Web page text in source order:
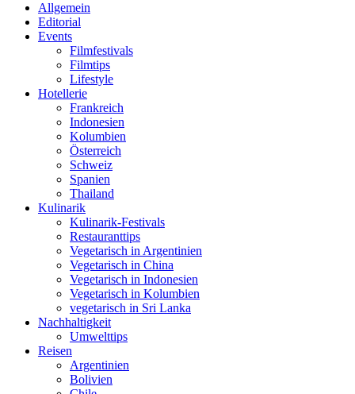
Allgemein
Editorial
Events
Filmfestivals
Filmtips
Lifestyle
Hotellerie
Frankreich
Indonesien
Kolumbien
Österreich
Schweiz
Spanien
Thailand
Kulinarik
Kulinarik-Festivals
Restauranttips
Vegetarisch in Argentinien
Vegetarisch in China
Vegetarisch in Indonesien
Vegetarisch in Kolumbien
vegetarisch in Sri Lanka
Nachhaltigkeit
Umwelttips
Reisen
Argentinien
Bolivien